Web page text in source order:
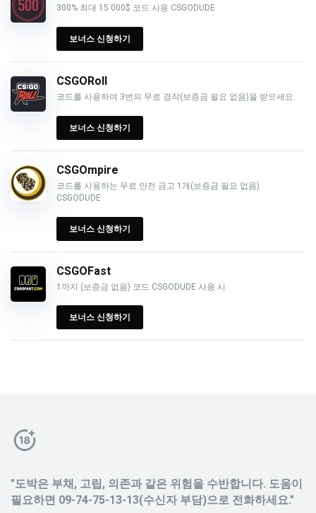
300% 최대 15 000$ 코드 사용 CSGODUDE
보너스 신청하기
CSGORoll
코드를 사용하여 3번의 무료 경작(보증금 필요 없음)을 받으세요.
보너스 신청하기
CSGOmpire
코드를 사용하는 무료 안전 금고 1개(보증금 필요 없음)
CSGODUDE
보너스 신청하기
CSGOFast
1까지 (보증금 없음) 코드 CSGODUDE 사용 시
보너스 신청하기
"도박은 부채, 고립, 의존과 같은 위험을 수반합니다. 도움이
필요하면 09-74-75-13-13(수신자 부담)으로 전화하세요."